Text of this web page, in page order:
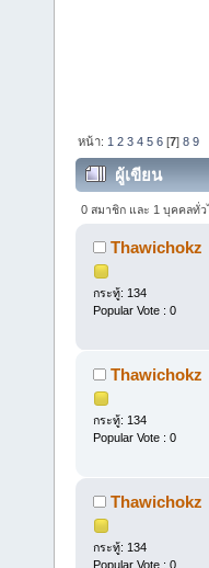
หน้า: 1 2 3 4 5 6 [7]8 9
ผู้เขียน
0 สมาชิก และ 1 บุคคลทั่
Thawichokz
กระทู้: 134
Popular Vote : 0
Thawichokz
กระทู้: 134
Popular Vote : 0
Thawichokz
กระทู้: 134
Popular Vote : 0